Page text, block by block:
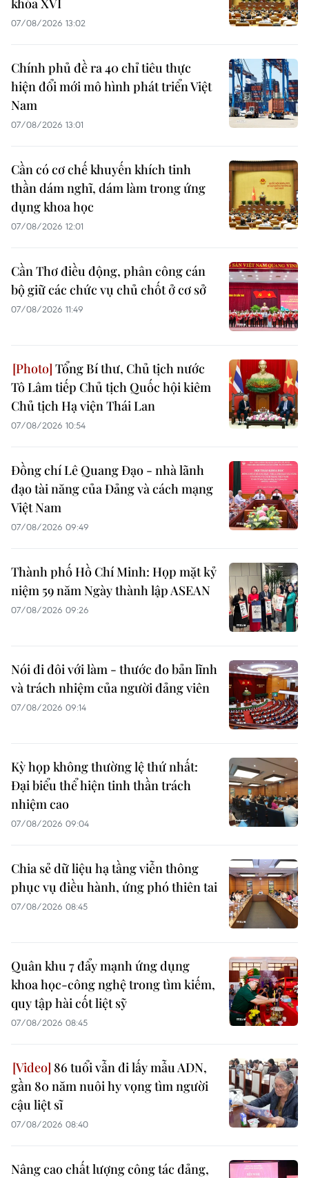
07/08/2026 13:02
Chính phủ đề ra 40 chỉ tiêu thực
hiện đổi mới mô hình phát triển Việt
Nam
07/08/2026 13:01
Cần có cơ chế khuyến khích tinh
thần dám nghĩ, dám làm trong ứng
dụng khoa học
07/08/2026 12:01
Cần Thơ điều động, phân công cán
bộ giữ các chức vụ chủ chốt ở cơ sở
07/08/2026 11:49
Tổng Bí thư, Chủ tịch nước
Tô Lâm tiếp Chủ tịch Quốc hội kiêm
Chủ tịch Hạ viện Thái Lan
07/08/2026 10:54
Đồng chí Lê Quang Đạo - nhà lãnh
đạo tài năng của Đảng và cách mạng
Việt Nam
07/08/2026 09:49
Thành phố Hồ Chí Minh: Họp mặt kỷ
niệm 59 năm Ngày thành lập ASEAN
07/08/2026 09:26
Nói đi đôi với làm - thước đo bản lĩnh
và trách nhiệm của người đảng viên
07/08/2026 09:14
Kỳ họp không thường lệ thứ nhất:
Đại biểu thể hiện tinh thần trách
nhiệm cao
07/08/2026 09:04
Chia sẻ dữ liệu hạ tầng viễn thông
phục vụ điều hành, ứng phó thiên tai
07/08/2026 08:45
Quân khu 7 đẩy mạnh ứng dụng
khoa học-công nghệ trong tìm kiếm,
quy tập hài cốt liệt sỹ
07/08/2026 08:45
86 tuổi vẫn đi lấy mẫu ADN,
gần 80 năm nuôi hy vọng tìm người
cậu liệt sĩ
07/08/2026 08:40
Nâng cao chất lượng công tác đảng,